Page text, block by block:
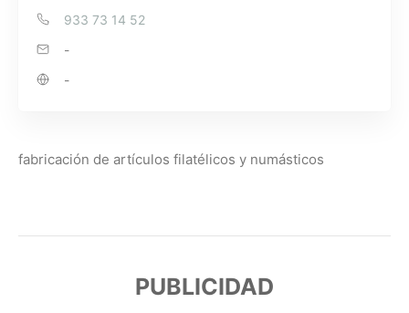
933 73 14 52
-
-
fabricación de artículos filatélicos y numásticos
PUBLICIDAD